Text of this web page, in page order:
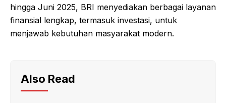
hingga Juni 2025, BRI menyediakan berbagai layanan
finansial lengkap, termasuk investasi, untuk
menjawab kebutuhan masyarakat modern.
Also Read